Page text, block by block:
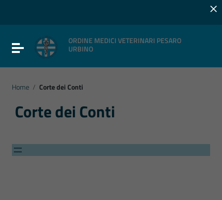
Attiva / disattiva la navigazione
ORDINE MEDICI VETERINARI PESARO
URBINO
Home / Corte dei Conti
Corte dei Conti
×